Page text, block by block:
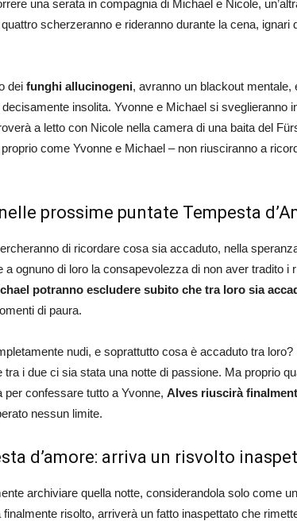
una serata in compagnia di Michael e Nicole,
scherzeranno e rideranno durante la cena, ignari
dei funghi allucinogeni, avranno un blackout mentale,
insolita. Yvonne e Michael si sveglieranno
a letto con Nicole nella camera di una baita del
come Yvonne e Michael – non riusciranno a
prossime puntate Tempesta
di ricordare cosa sia accaduto, nella
a ognuno di loro la consapevolezza di non aver tradito i
potranno escludere subito che tra loro sia
di paura.
nudi, e soprattutto cosa è accaduto tra
i due ci sia stata una notte di passione. Ma proprio
confessare tutto a Yvonne, Alves riuscirà
nessun limite.
d’amore: arriva un risvolto
archiviare quella notte, considerandola solo come
risolto, arriverà un fatto inaspettato che